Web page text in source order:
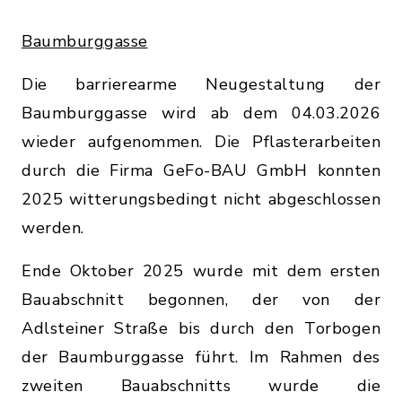
Baumburggasse
Die barrierearme Neugestaltung der
Baumburggasse wird ab dem 04.03.2026
wieder aufgenommen. Die Pflasterarbeiten
durch die Firma GeFo-BAU GmbH konnten
2025 witterungsbedingt nicht abgeschlossen
werden.
Ende Oktober 2025 wurde mit dem ersten
Bauabschnitt begonnen, der von der
Adlsteiner Straße bis durch den Torbogen
der Baumburggasse führt. Im Rahmen des
zweiten Bauabschnitts wurde die